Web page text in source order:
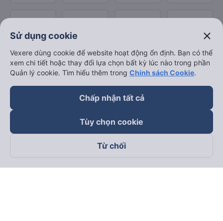
Theo dõi chúng tôi trên
Sử dụng cookie close
Vexere dùng cookie để website hoạt động ổn định. Bạn có thể
xem chi tiết hoặc thay đổi lựa chọn bất kỳ lúc nào trong phần
Quản lý cookie. Tìm hiểu thêm trong Chính sách Cookie.
Chấp nhận tất cả
Tùy chọn cookie
Từ chối